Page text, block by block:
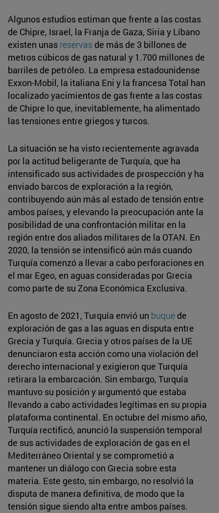
Algunos estudios estiman que frente a las costas
de Chipre, Israel, la Franja de Gaza, Siria y Líbano
existen unas reservas de más de 3 billones de
metros cúbicos de gas natural y 1.700 millones de
barriles de petróleo. La empresa estadounidense
Exxon-Mobil, la italiana Eni y la francesa Total han
localizado yacimientos de gas frente a las costas
de Chipre lo que, inevitablemente, ha alimentado
las tensiones entre griegos y turcos.
La situación se ha visto recientemente agravada
por la actitud beligerante de Turquía, que ha
intensificado sus actividades de prospección y ha
enviado barcos de exploración a la región,
contribuyendo aún más al estado de tensión entre
ambos países, y elevando la preocupación ante la
posibilidad de una confrontación militar en la
región entre dos aliados militares de la OTAN. En
2020, la tensión se intensificó aún más cuando
Turquía comenzó a llevar a cabo perforaciones en
el mar Egeo, en aguas consideradas por Grecia
como parte de su Zona Económica Exclusiva.
En agosto de 2021, Turquía envió un buque de
exploración de gas a las aguas en disputa entre
Grecia y Turquía. Grecia y otros países de la UE
denunciaron esta acción como una violación del
derecho internacional y exigieron que Turquía
retirara la embarcación. Sin embargo, Turquía
mantuvo su posición y argumentó que estaba
llevando a cabo actividades legítimas en su propia
plataforma continental. En octubre del mismo año,
Turquía rectificó, anunció la suspensión temporal
de sus actividades de exploración de gas en el
Mediterráneo Oriental y se comprometió a
mantener un diálogo con Grecia sobre esta
materia. Este gesto, sin embargo, no resolvió la
disputa de manera definitiva, de modo que la
tensión sigue siendo alta entre ambos países.